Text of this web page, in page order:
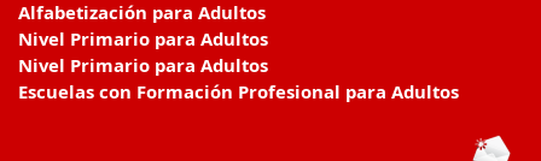
Alfabetización para Adultos
Nivel Primario para Adultos
Nivel Primario para Adultos
Escuelas con Formación Profesional para Adultos